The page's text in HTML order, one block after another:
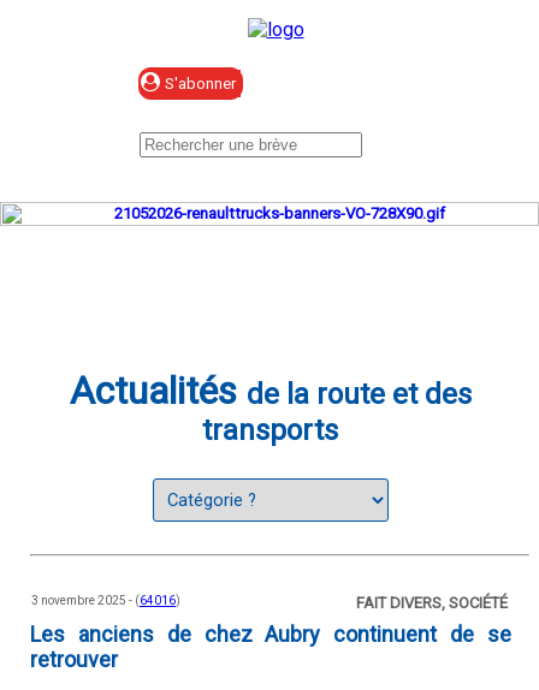
Actualités de la route et des
transports
3 novembre 2025 - (64016) FAIT DIVERS, SOCIÉTÉ
Les anciens de chez Aubry continuent de se
retrouver